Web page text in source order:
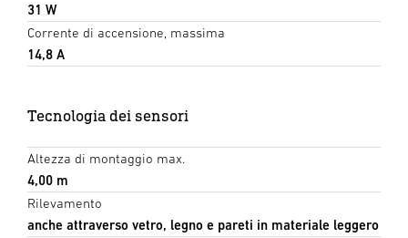
31 W
Corrente di accensione, massima
14,8 A
Tecnologia dei sensori
Altezza di montaggio max.
4,00 m
Rilevamento
anche attraverso vetro, legno e pareti in materiale leggero